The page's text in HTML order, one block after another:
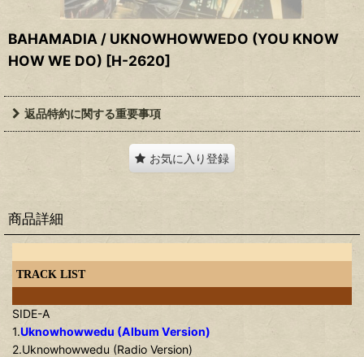
BAHAMADIA / UKNOWHOWWEDO (YOU KNOW
HOW WE DO) [H-2620]
返品特約に関する重要事項
お気に入り登録
商品詳細
TRACK LIST
SIDE-A
1.Uknowhowwedu (Album Version)
2.Uknowhowwedu (Radio Version)